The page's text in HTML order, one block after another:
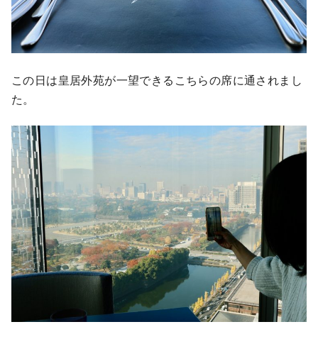
この日は皇居外苑が一望できるこちらの席に通されまし
た。